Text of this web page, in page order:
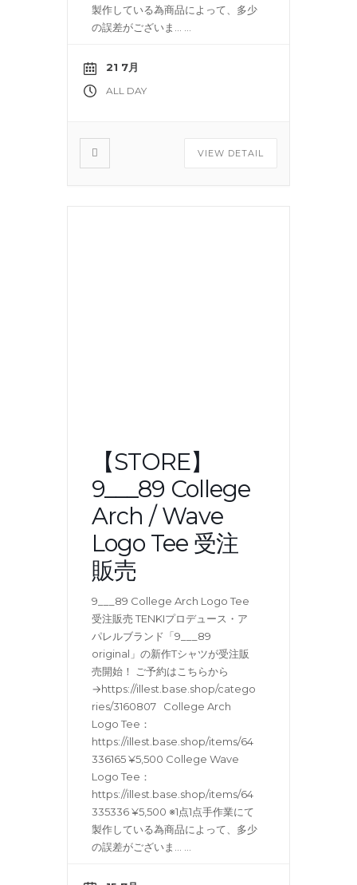
製作している為商品によって、多少
の誤差がございま…
21 7月
ALL DAY
VIEW DETAIL
【STORE】
9___89 College
Arch / Wave
Logo Tee 受注
販売
9___89 College Arch Logo Tee
受注販売 TENKIプロデュース・ア
パレルブランド「9___89
original」の新作Tシャツが受注販
売開始！ ご予約はこちらから
→https://illest.base.shop/catego
ries/3160807 College Arch
Logo Tee：
https://illest.base.shop/items/64
336165 ¥5,500 College Wave
Logo Tee：
https://illest.base.shop/items/64
335336 ¥5,500 ※1点1点手作業にて
製作している為商品によって、多少
の誤差がございま…